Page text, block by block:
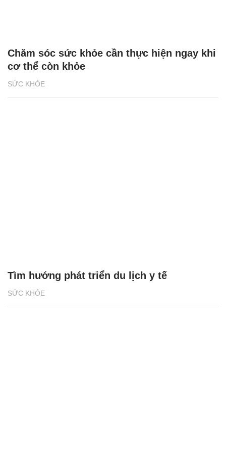
SỨC KHỎE
Chăm sóc sức khỏe cần thực hiện ngay khi
cơ thể còn khỏe
SỨC KHỎE
Tìm hướng phát triển du lịch y tế